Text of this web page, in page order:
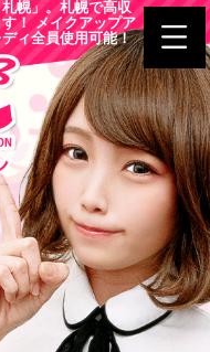
幌」。札幌で高収
！ メイクアップア
ィ全員使用可能！